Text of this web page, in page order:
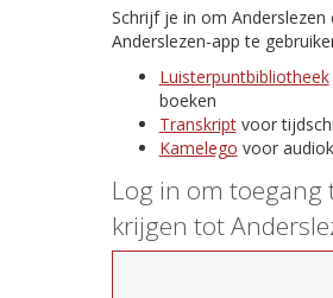
Schrijf je in om Anderslezen
Anderslezen-app te
Luisterpuntbibliotheek
boeken
Transkriptvoor
Kamelego voor
Log in om toegang
krijgen tot